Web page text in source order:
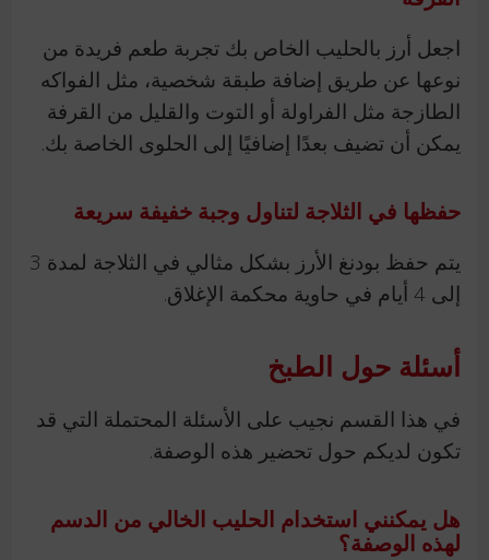
اجعل أرز بالحليب الخاص بك تجربة طعم فريدة من
نوعها عن طريق إضافة طبقة شخصية، مثل الفواكه
الطازجة مثل الفراولة أو التوت والقليل من القرفة
يمكن أن تضيف بعدًا إضافيًا إلى الحلوى الخاصة بك.
حفظها في الثلاجة لتناول وجبة خفيفة سريعة
يتم حفظ بودنغ الأرز بشكل مثالي في الثلاجة لمدة 3
إلى 4 أيام في حاوية محكمة الإغلاق.
أسئلة حول الطبخ
في هذا القسم نجيب على الأسئلة المحتملة التي قد
تكون لديكم حول تحضير هذه الوصفة.
هل يمكنني استخدام الحليب الخالي من الدسم
لهذه الوصفة؟